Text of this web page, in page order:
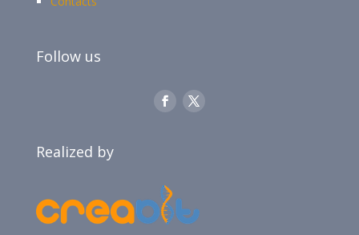
Follow us
Realized by